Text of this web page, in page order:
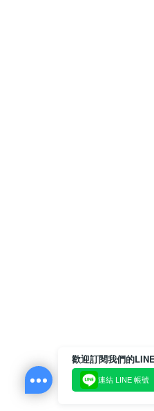
連結 LINE 帳號